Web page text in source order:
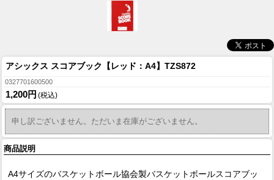
アシックス スコアブック【レッド：A4】TZS872
0327701600500
1,200円 (税込)
申し訳ございません。ただいま在庫がございません。
商品説明
A4サイズのバスケットボール協会製バスケットボールスコアブッ